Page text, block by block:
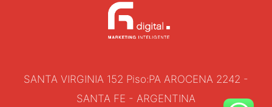
SANTA VIRGINIA 152 Piso:PA AROCENA 2242 -
SANTA FE - ARGENTINA